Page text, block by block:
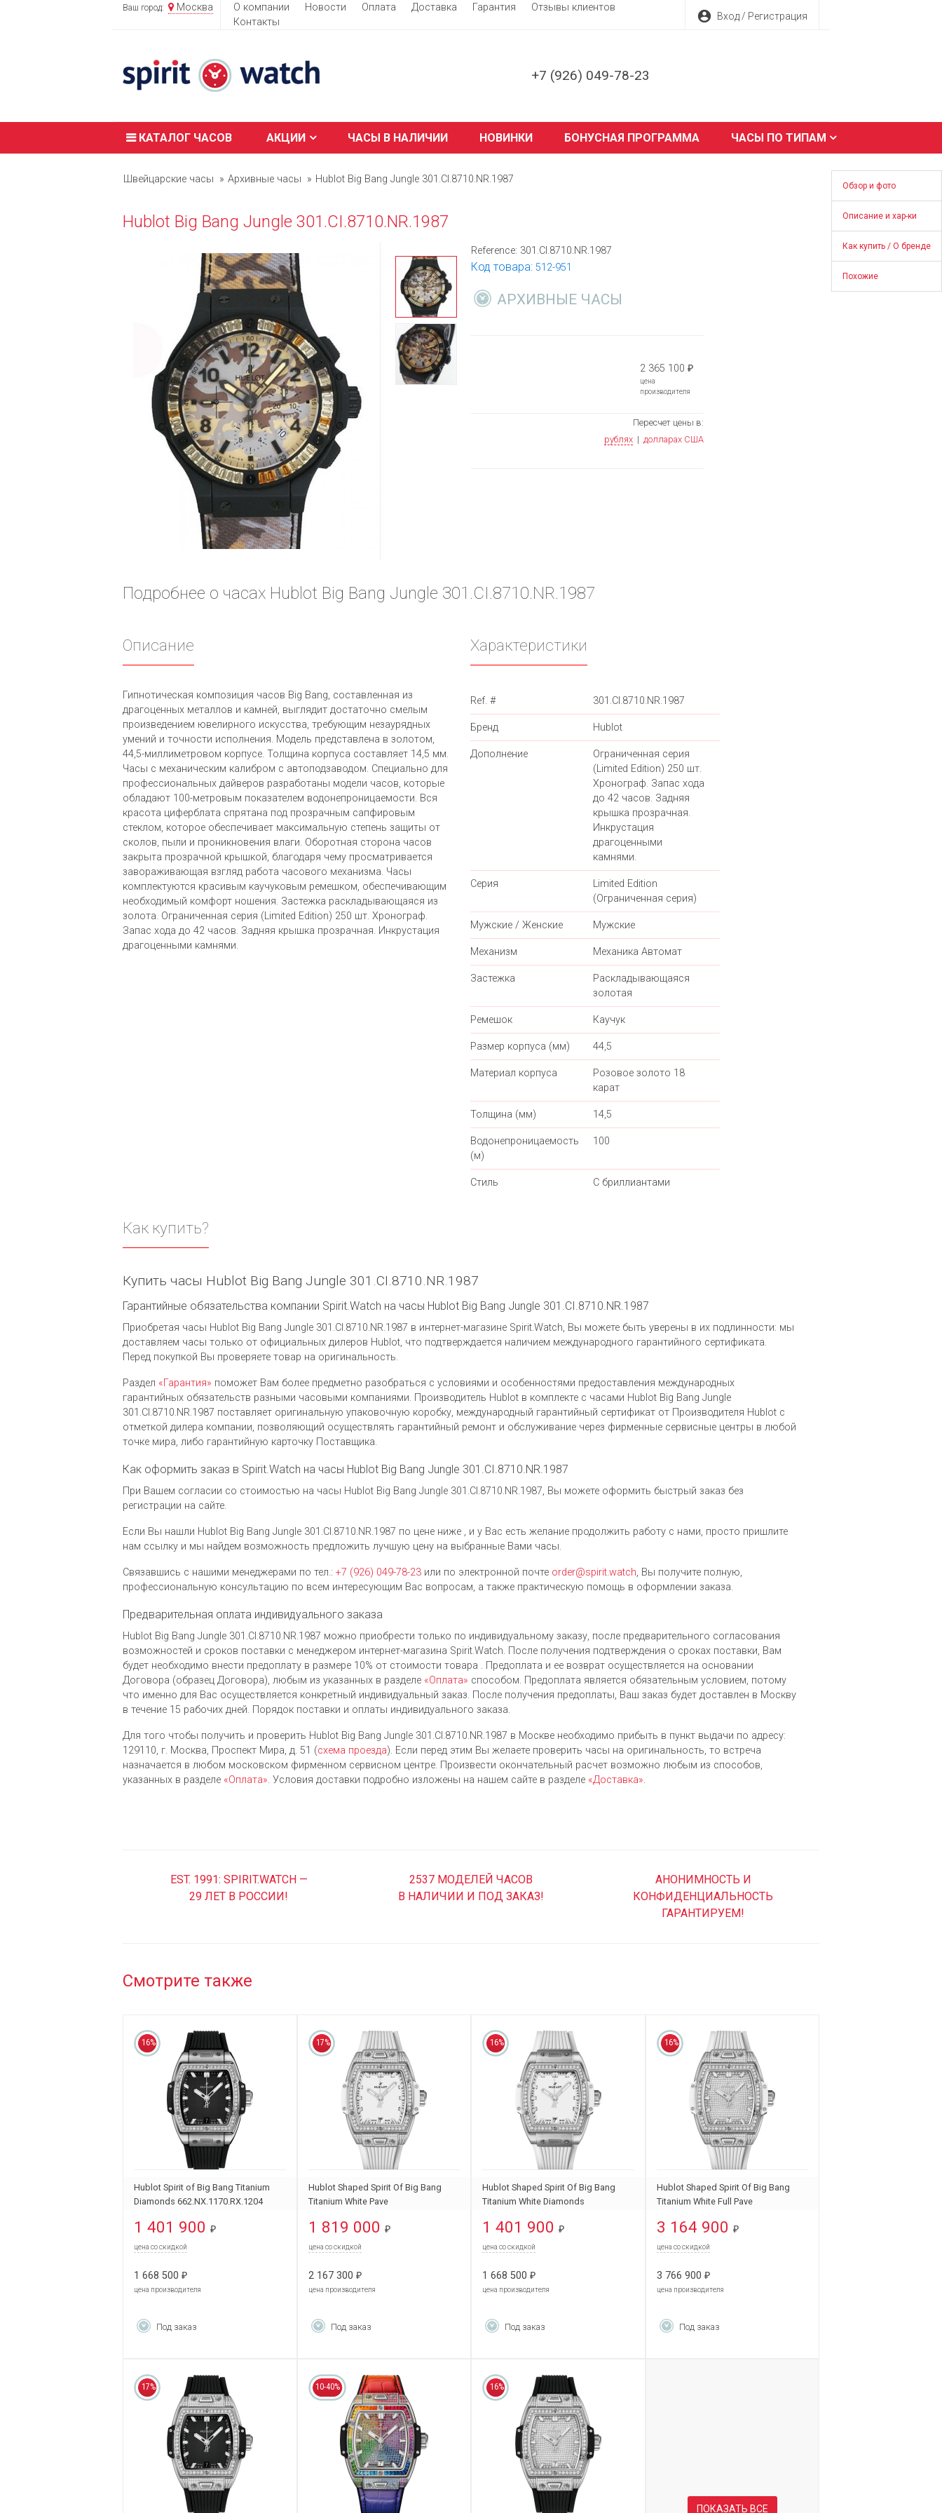
Ваш город: Москва О компании Новости Оплата Доставка Гарантия
Отзывы клиентов
Контакты
account_circle Вход / Регистрация
+7 (926) 049-78-23
КАТАЛОГ ЧАСОВ АКЦИИ ЧАСЫ В НАЛИЧИИ НОВИНКИ БОНУСНАЯ ПРОГРАММА ЧАСЫ ПО ТИПАМ
Обзор и фото
Описание и хар-ки
Как купить / О бренде
Похожие
Швейцарские часы Архивные часы Hublot Big Bang Jungle 301.CI.8710.NR.1987
Hublot Big Bang Jungle 301.CI.8710.NR.1987
Reference: 301.CI.8710.NR.1987
Код товара: 512-951
АРХИВНЫЕ ЧАСЫ
2 365 100₽
цена
производителя
Пересчет цены в:
рублях | долларах США
Подробнее о часах Hublot Big Bang Jungle 301.CI.8710.NR.1987
Описание
Гипнотическая композиция часов Big Bang, составленная из
драгоценных металлов и камней, выглядит достаточно смелым
произведением ювелирного искусства, требующим незаурядных
умений и точности исполнения. Модель представлена в золотом,
44,5-миллиметровом корпусе. Толщина корпуса составляет 14,5 мм.
Часы с механическим калибром с автоподзаводом. Специально для
профессиональных дайверов разработаны модели часов, которые
обладают 100-метровым показателем водонепроницаемости. Вся
красота циферблата спрятана под прозрачным сапфировым
стеклом, которое обеспечивает максимальную степень защиты от
сколов, пыли и проникновения влаги. Оборотная сторона часов
закрыта прозрачной крышкой, благодаря чему просматривается
завораживающая взгляд работа часового механизма. Часы
комплектуются красивым каучуковым ремешком, обеспечивающим
необходимый комфорт ношения. Застежка раскладывающаяся из
золота. Ограниченная серия (Limited Edition) 250 шт. Хронограф.
Запас хода до 42 часов. Задняя крышка прозрачная. Инкрустация
драгоценными камнями.
Характеристики
Ref. # 301.CI.8710.NR.1987
Бренд Hublot
Дополнение
Ограниченная серия
(Limited Edition) 250 шт.
Хронограф. Запас хода
до 42 часов. Задняя
крышка прозрачная.
Инкрустация
драгоценными
камнями.
Серия
Limited Edition
(Ограниченная серия)
Мужские / Женские Мужские
Механизм Механика Автомат
Застежка
Раскладывающаяся
золотая
Ремешок Каучук
Размер корпуса (мм) 44,5
Материал корпуса
Розовое золото 18
карат
Толщина (мм) 14,5
Водонепроницаемость
(м)
100
Стиль С бриллиантами
Как купить?
Купить часы Hublot Big Bang Jungle 301.CI.8710.NR.1987
Гарантийные обязательства компании Spirit.Watch на часы Hublot Big Bang Jungle 301.CI.8710.NR.1987
Приобретая часы Hublot Big Bang Jungle 301.CI.8710.NR.1987 в интернет-магазине Spirit.Watch, Вы можете быть уверены в их подлинности: мы
доставляем часы только от официальных дилеров Hublot, что подтверждается наличием международного гарантийного сертификата.
Перед покупкой Вы проверяете товар на оригинальность.
Раздел «Гарантия» поможет Вам более предметно разобраться с условиями и особенностями предоставления международных
гарантийных обязательств разными часовыми компаниями. Производитель Hublot в комплекте с часами Hublot Big Bang Jungle
301.CI.8710.NR.1987 поставляет оригинальную упаковочную коробку, международный гарантийный сертификат от Производителя Hublot c
отметкой дилера компании, позволяющий осуществлять гарантийный ремонт и обслуживание через фирменные сервисные центры в любой
точке мира, либо гарантийную карточку Поставщика.
Как оформить заказ в Spirit.Watch на часы Hublot Big Bang Jungle 301.CI.8710.NR.1987
При Вашем согласии со стоимостью на часы Hublot Big Bang Jungle 301.CI.8710.NR.1987, Вы можете оформить быстрый заказ без
регистрации на сайте.
Если Вы нашли Hublot Big Bang Jungle 301.CI.8710.NR.1987 по цене ниже , и у Вас есть желание продолжить работу с нами, просто пришлите
нам ссылку и мы найдем возможность предложить лучшую цену на выбранные Вами часы.
Связавшись с нашими менеджерами по тел.: +7 (926) 049-78-23 или по электронной почте order@spirit.watch, Вы получите полную,
профессиональную консультацию по всем интересующим Вас вопросам, а также практическую помощь в оформлении заказа.
Предварительная оплата индивидуального заказа
Hublot Big Bang Jungle 301.CI.8710.NR.1987 можно приобрести только по индивидуальному заказу, после предварительного согласования
возможностей и сроков поставки с менеджером интернет-магазина Spirit.Watch. После получения подтверждения о сроках поставки, Вам
будет необходимо внести предоплату в размере 10% от стоимости товара . Предоплата и ее возврат осуществляется на основании
Договора (образец Договора), любым из указанных в разделе «Оплата» способом. Предоплата является обязательным условием, потому
что именно для Вас осуществляется конкретный индивидуальный заказ. После получения предоплаты, Ваш заказ будет доставлен в Москву
в течение 15 рабочих дней. Порядок поставки и оплаты индивидуального заказа.
Для того чтобы получить и проверить Hublot Big Bang Jungle 301.CI.8710.NR.1987 в Москве необходимо прибыть в пункт выдачи по адресу:
129110, г. Москва, Проспект Мира, д. 51 (схема проезда). Если перед этим Вы желаете проверить часы на оригинальность, то встреча
назначается в любом московском фирменном сервисном центре. Произвести окончательный расчет возможно любым из cпособов,
указанных в разделе «Оплата». Условия доставки подробно изложены на нашем сайте в разделе «Доставка».
EST. 1991: SPIRIT.WATCH —
29 ЛЕТ В РОССИИ!
2537 МОДЕЛЕЙ ЧАСОВ
В НАЛИЧИИ И ПОД ЗАКАЗ!
АНОНИМНОСТЬ И
КОНФИДЕНЦИАЛЬНОСТЬ
ГАРАНТИРУЕМ!
Смотрите также
16%
Hublot Spirit of Big Bang Titanium
Diamonds 662.NX.1170.RX.1204
1 401 900 ₽
цена со скидкой
1 668 500 ₽
цена производителя
Под заказ
17%
Hublot Shaped Spirit Of Big Bang
Titanium White Pave
1 819 000 ₽
цена со скидкой
2 167 300 ₽
цена производителя
Под заказ
16%
Hublot Shaped Spirit Of Big Bang
Titanium White Diamonds
1 401 900 ₽
цена со скидкой
1 668 500 ₽
цена производителя
Под заказ
16%
Hublot Shaped Spirit Of Big Bang
Titanium White Full Pave
3 164 900 ₽
цена со скидкой
3 766 900 ₽
цена производителя
Под заказ
17% 10-40% 16%
ПОКАЗАТЬ ВСЕ